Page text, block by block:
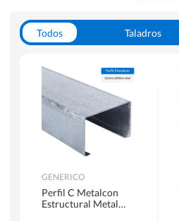
Todos Taladros
Herramientas Manuales
GENERICO
Perfil C Metalcon
Estructural Metal